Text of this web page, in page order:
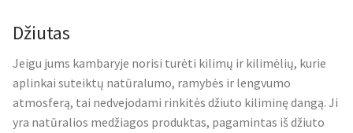
Džiutas
Jeigu jums kambaryje norisi turėti kilimų ir kilimėlių, kurie
aplinkai suteiktų natūralumo, ramybės ir lengvumo
atmosferą, tai nedvejodami rinkitės džiuto kiliminę dangą. Ji
yra natūralios medžiagos produktas, pagamintas iš džiuto